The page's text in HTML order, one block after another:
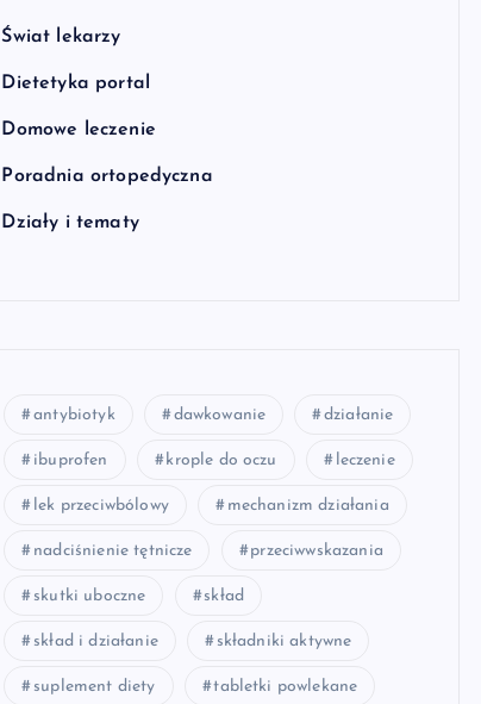
Świat lekarzy
Dietetyka portal
Domowe leczenie
Poradnia ortopedyczna
Działy i tematy
antybiotyk dawkowanie działanie
ibuprofen krople do oczu leczenie
lek przeciwbólowy mechanizm działania
nadciśnienie tętnicze przeciwwskazania
skutki uboczne skład
skład i działanie składniki aktywne
suplement diety tabletki powlekane